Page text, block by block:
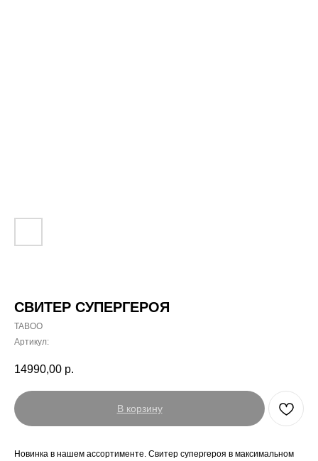
СВИТЕР СУПЕРГЕРОЯ
TABOO
Артикул:
14990,00 р.
В корзину
Новинка в нашем ассортименте. Свитер супергероя в максимальном